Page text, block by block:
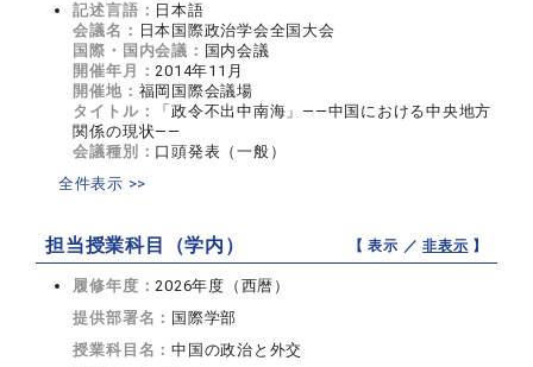
記述言語： 日本語
会議名： 日本国際政治学会全国大会
国際・国内会議： 国内会議
開催年月：2014年11月
開催地： 福岡国際会議場
タイトル：
「政令不出中南海」——中国における中央地方
関係の現状——
会議種別： 口頭発表（一般）
全件表示 >>
担当授業科目（学内） 【 表示 ／非表示 】
履修年度：2026年度（西暦）
提供部署名： 国際学部
授業科目名：中国の政治と外交